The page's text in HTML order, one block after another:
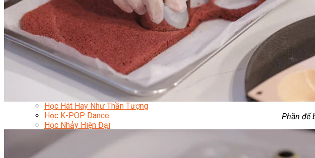
Học Piano Đệm Hát
Học Piano Trẻ Em
Học Đàn Guitar
Học Guitar Đệm Hát
Học Electric Guitar (Guitar Điện)
Học Electric Guitar Cover
Học Keyboard
Học Đánh Trống Jazz
Học Thanh Nhạc
Học Thanh Nhạc Trẻ Em
Học Hát Hay Như Thần Tượng
Học K-POP Dance
Học Nhảy Hiện Đại
Chuyên Đề Tiktok Dance
Kỹ Thuật – Công Nghệ
Phần đế